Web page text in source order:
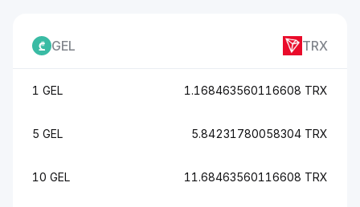
GEL TRX
1 GEL 1.168463560116608 TRX
5 GEL 5.84231780058304 TRX
10 GEL 11.68463560116608 TRX